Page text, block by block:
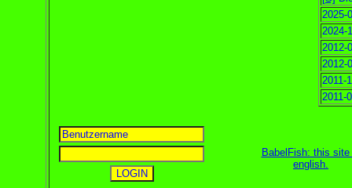
2025-
2024-
2012-
2012-
2011-
2011-
BabelFish: this site
english.